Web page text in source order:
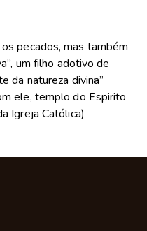
pecados, mas também
um filho adotivo de
da natureza divina”
ele, templo do Espirito
Igreja Católica)